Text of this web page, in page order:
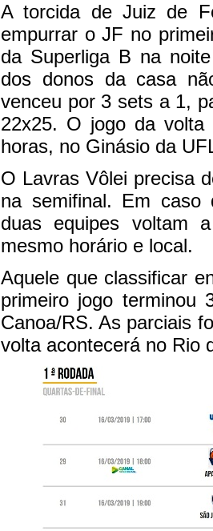
A torcida de Juiz de
empurrar o JF no
da Superliga B na
dos donos da casa
venceu por 3 sets a 1,
22x25. O jogo da
horas, no Ginásio da
O Lavras Vôlei precisa
na semifinal. Em caso
duas equipes voltam
mesmo horário e local.
Aquele que classificar
primeiro jogo
Canoa/RS. As parciais
volta acontecerá no Rio